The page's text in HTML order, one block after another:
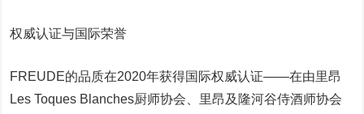
权威认证与国际荣誉
FREUDE的品质在2020年获得国际权威认证——在由里昂
Les Toques Blanches厨师协会、里昂及隆河谷侍酒师协会